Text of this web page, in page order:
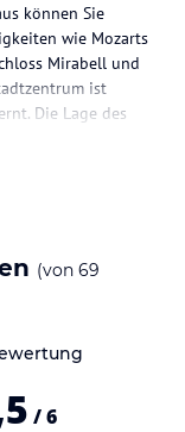
können Sie
wie Mozarts
Mirabell und
ist
Die Lage des
Zimmer
und eine Minibar.
und die
(von 69
/ 6